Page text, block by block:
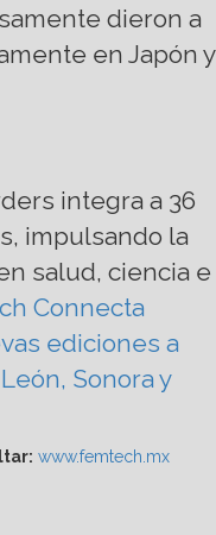
dieron a
en Japón y
integra a 36
impulsando la
salud, ciencia e
Connecta
ediciones a
Sonora y
www.femtech.mx